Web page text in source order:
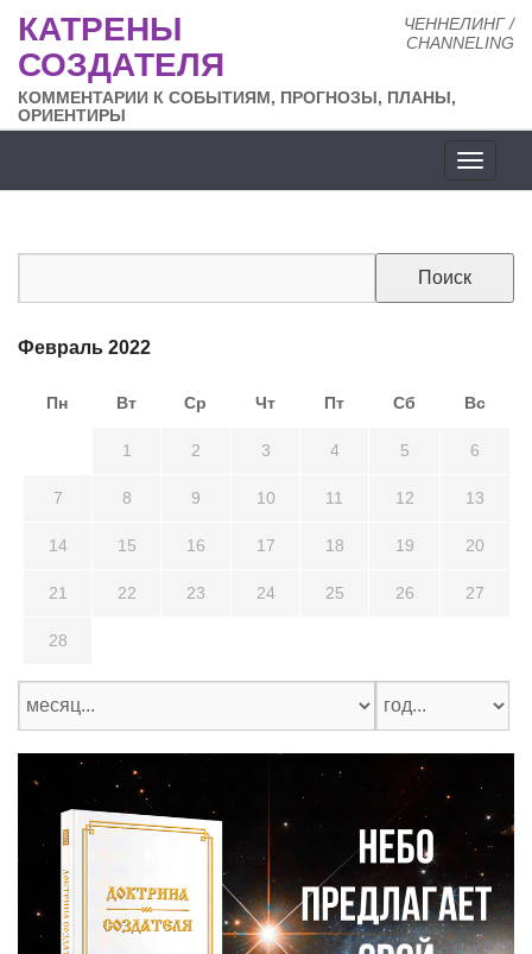
ЧЕННЕЛИНГ /
CHANNELING
КАТРЕНЫ
СОЗДАТЕЛЯ
КОММЕНТАРИИ К СОБЫТИЯМ, ПРОГНОЗЫ, ПЛАНЫ,
ОРИЕНТИРЫ
сайта
Февраль 2022
Пн Вт Ср Чт Пт Сб Вс
1 2 3 4 5 6
7 8 9 10 11 12 13
14 15 16 17 18 19 20
21 22 23 24 25 26 27
28